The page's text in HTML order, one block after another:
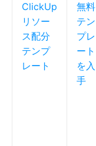
ClickUp
リソー
ス配分
テンプ
レート
無料
テン
プレ
ート
を入
手